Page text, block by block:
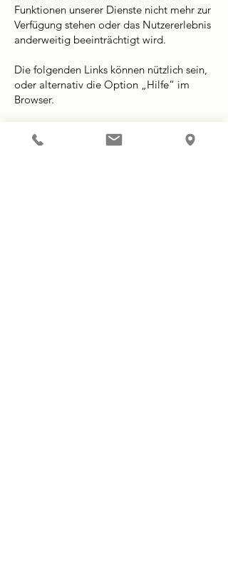
Funktionen unserer Dienste nicht mehr zur
Verfügung stehen oder das Nutzererlebnis
anderweitig beeinträchtigt wird.
Die folgenden Links können nützlich sein,
oder alternativ die Option „Hilfe“ im
Browser.
Cookie-Einstellungen in Firefox